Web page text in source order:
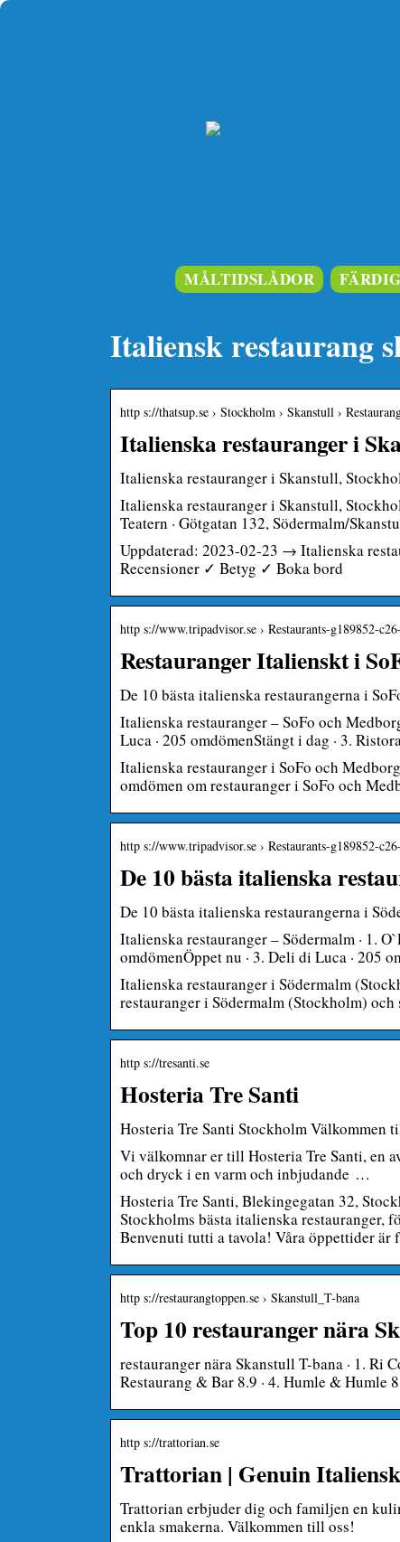
MÅLTIDSLÅDOR
Italiensk restaurang
http s://thatsup.se › Stockholm › Skanstull ›
Italienska restauranger i
Italienska restauranger i Skanstull,
Italienska restauranger i Skanstull,
Teatern · Götgatan 132, Södermalm/
Uppdaterad: 2023-02-23 → Italienska
Recensioner ✓ Betyg ✓ Boka bord
http s://www.tripadvisor.se › Restaurants-g189852-
Restauranger Italienskt i
De 10 bästa italienska restaurangerna i
Italienska restauranger – SoFo och
Luca · 205 omdömenStängt i dag · 3.
Italienska restauranger i SoFo och
omdömen om restauranger i SoFo och
http s://www.tripadvisor.se › Restaurants-g189852-
De 10 bästa italienska
De 10 bästa italienska restaurangerna i
Italienska restauranger – Södermalm · 1.
omdömenÖppet nu · 3. Deli di Luca · 205
Italienska restauranger i Södermalm
restauranger i Södermalm (Stockholm)
http s://tresanti.se
Hosteria Tre Santi
Hosteria Tre Santi Stockholm Välkommen
Vi välkomnar er till Hosteria Tre Santi, en
och dryck i en varm och inbjudande …
Hosteria Tre Santi, Blekingegatan 32,
Stockholms bästa italienska restauranger,
Benvenuti tutti a tavola! Våra öppettider
http s://restaurangtoppen.se › Skanstull_T-bana
Top 10 restauranger nära
restauranger nära Skanstull T-bana · 1. Ri
Restaurang & Bar 8.9 · 4. Humle & Humle
http s://trattorian.se
Trattorian | Genuin
Trattorian erbjuder dig och familjen en
enkla smakerna. Välkommen till oss!